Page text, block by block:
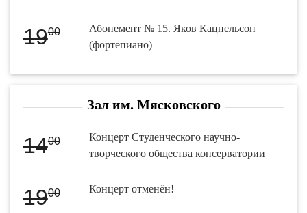
1900
Абонемент № 15. Яков Кацнельсон
(фортепиано)
Зал им. Мясковского
1400
Концерт Студенческого научно-
творческого общества консерватории
1900 Концерт отменён!